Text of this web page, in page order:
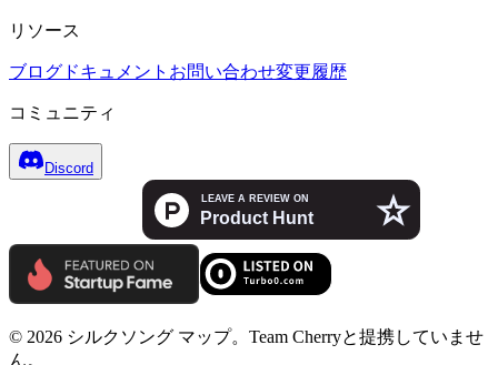
リソース
ブログ ドキュメント お問い合わせ変更履歴
コミュニティ
Discord
© 2026 シルクソング マップ。Team Cherryと提携していませ
ん。